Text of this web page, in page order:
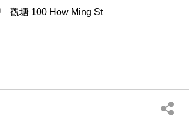
觀塘 100 How Ming St